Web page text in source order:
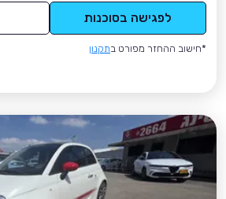
לפגישה בסוכנות
*חישוב ההחזר מפורט בתקנון